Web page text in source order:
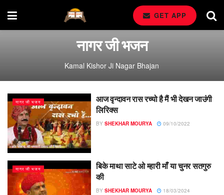
GET APP
नागर जी भजन
Kamal Kishor Ji Nagar Bhajan
नागर जी भजन
आज वृन्दावन रास रच्यो है मैं भी देखन जाउंगी
लिरिक्स
BY SHEKHAR MOURYA 09/10/2022
नागर जी भजन
बिके माथा साटे ओ म्हारी माँ या चुनर सतगुरु
की
BY SHEKHAR MOURYA 18/03/2024